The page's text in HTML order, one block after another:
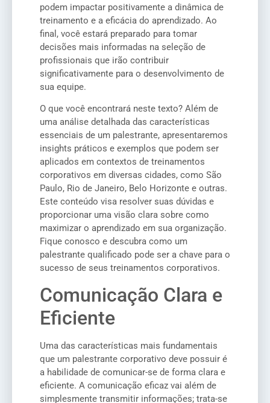
podem impactar positivamente a dinâmica de
treinamento e a eficácia do aprendizado. Ao
final, você estará preparado para tomar
decisões mais informadas na seleção de
profissionais que irão contribuir
significativamente para o desenvolvimento de
sua equipe.
O que você encontrará neste texto? Além de
uma análise detalhada das características
essenciais de um palestrante, apresentaremos
insights práticos e exemplos que podem ser
aplicados em contextos de treinamentos
corporativos em diversas cidades, como São
Paulo, Rio de Janeiro, Belo Horizonte e outras.
Este conteúdo visa resolver suas dúvidas e
proporcionar uma visão clara sobre como
maximizar o aprendizado em sua organização.
Fique conosco e descubra como um
palestrante qualificado pode ser a chave para o
sucesso de seus treinamentos corporativos.
Comunicação Clara e
Eficiente
Uma das características mais fundamentais
que um palestrante corporativo deve possuir é
a habilidade de comunicar-se de forma clara e
eficiente. A comunicação eficaz vai além de
simplesmente transmitir informações; trata-se